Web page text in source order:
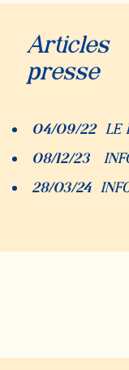
presse
04/09/22 LE
08/12/23
28/03/24